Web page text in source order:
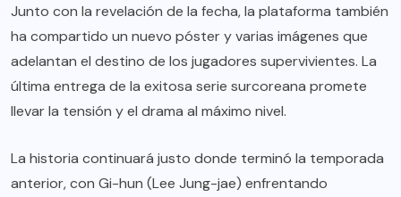
Junto con la revelación de la fecha, la plataforma también
ha compartido un nuevo póster y varias imágenes que
adelantan el destino de los jugadores supervivientes. La
última entrega de la exitosa serie surcoreana promete
llevar la tensión y el drama al máximo nivel.
La historia continuará justo donde terminó la temporada
anterior, con Gi-hun (Lee Jung-jae) enfrentando